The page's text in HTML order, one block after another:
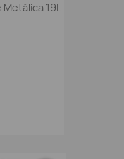
19L